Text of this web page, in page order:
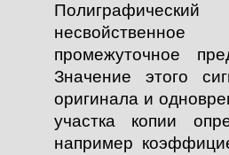
промежуточное
Значение этого
оригинала и
участка копии
например